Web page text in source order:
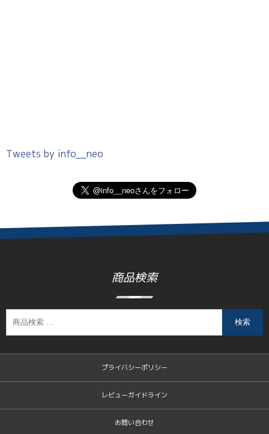
Tweets by info__neo
商品検索
検索
プライバシーポリシー
レビューガイドライン
お問い合わせ